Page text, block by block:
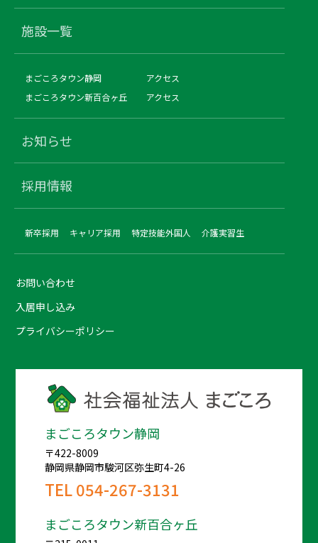
施設一覧
まごころタウン静岡
アクセス
まごころタウン新百合ヶ丘
アクセス
お知らせ
採用情報
新卒採用 キャリア採用 特定技能外国人 介護実習生
お問い合わせ
入居申し込み
プライバシーポリシー
まごころタウン静岡
〒422-8009
静岡県静岡市駿河区弥生町4-26
TEL054-267-3131
まごころタウン新百合ヶ丘